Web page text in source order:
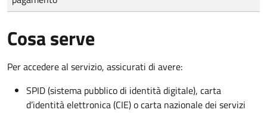
Cosa serve
Per accedere al servizio, assicurati di avere:
SPID (sistema pubblico di identità digitale), carta
d’identità elettronica (CIE) o carta nazionale dei servizi